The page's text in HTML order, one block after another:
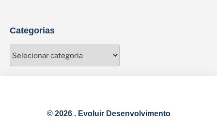
Categorias
© 2026 . Evoluir Desenvolvimento